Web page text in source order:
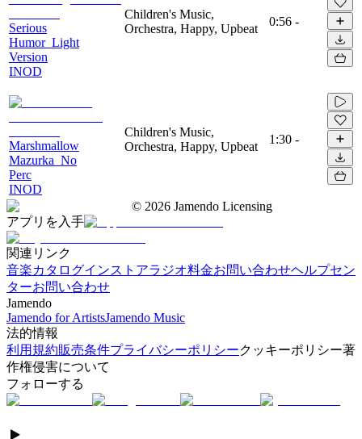
Serious
Humor_Light
Version
INOD
Children's Music,
Orchestra, Happy, Upbeat
0:56 -
Marshmallow
Mazurka_No
Perc
INOD
Children's Music,
Orchestra, Happy, Upbeat
1:30 -
© 2026 Jamendo Licensing
アプリを入手
関連リンク
音楽カタログインストアラジオ料金お問い合わせヘルプセン
ターお問い合わせ
Jamendo
Jamendo for ArtistsJamendo Music
法的情報
利用規約販売条件プライバシーポリシークッキーポリシー著
作権侵害について
フォローする